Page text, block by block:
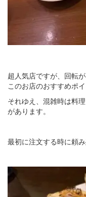
超人気店ですが、回転
このお店のおすすめポイ
それゆえ、混雑時は料
があります。
最初に注文する時に頼